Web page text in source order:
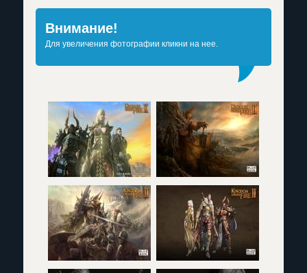
Внимание!
Для увеличения фотографии кликни на нее.